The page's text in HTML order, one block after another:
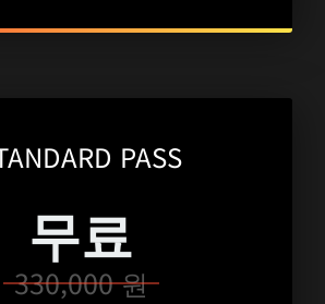
PASS
무료
330,000 원